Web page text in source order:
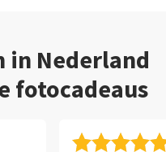
in Nederland
fotocadeaus